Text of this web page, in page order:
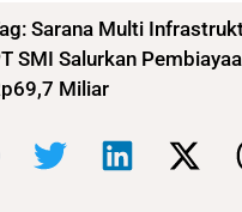
Sarana Multi
SMI Salurkan
Miliar